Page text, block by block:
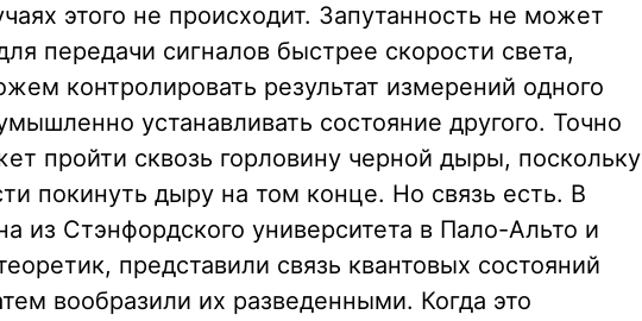
этого не происходит. Запутанность не может
передачи сигналов быстрее скорости света,
контролировать результат измерений одного
устанавливать состояние другого. Точно
пройти сквозь горловину черной дыры, поскольку
покинуть дыру на том конце. Но связь есть. В
из Стэнфордского университета в Пало-Альто и
представили связь квантовых состояний
вообразили их разведенными. Когда это